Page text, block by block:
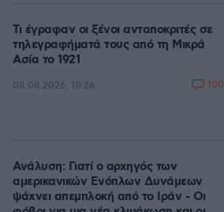
Τι έγραφαν οι ξένοι ανταποκριτές σε
τηλεγραφήματά τους από τη Μικρά
Ασία το 1921
08.08.2026, 10:26 100
Ανάλυση: Γιατί ο αρχηγός των
αμερικανικών Ενόπλων Δυνάμεων
ψάχνει απεμπλοκή από το Ιράν - Οι